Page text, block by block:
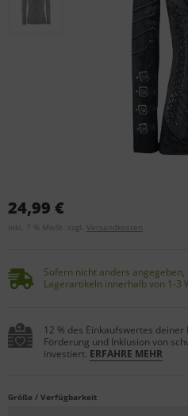
24,99 €
inkl. 7 % MwSt. zzgl. Versandkosten
Sofern nicht anders
Lagerartikeln innerhalb von 1-3
12 % des Einkaufswertes
Förderung und Inklusion von
investiert. ERFAHRE MEHR
Größe / Verfügbarkeit